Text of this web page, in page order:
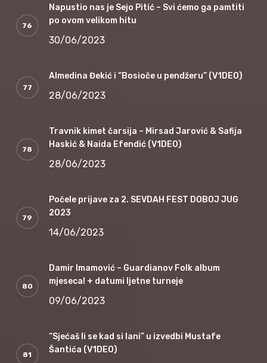
Napustio nas je Sejo Pitić – Svi ćemo ga pamtiti
po ovom velikom hitu
30/06/2023
Almedina Đekić i “Bosioče u pendžeru” (V1DEO)
28/06/2023
Travnik kimet čarsija – Mirsad Jarović & Safija
Haskić & Naida Efendić (V1DEO)
28/06/2023
Počele prijave za 2. SEVDAH FEST DOBOJ JUG
2023
14/06/2023
Damir Imamović – Guardianov Folk album
mjeseca! + datumi ljetne turneje
09/06/2023
“Sjećaš li se kad si lani” u izvedbi Mustafe
Šantića (V1DEO)